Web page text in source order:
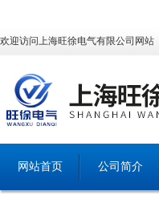
欢迎访问上海旺徐电气有限公司网站
网站首页 公司简介